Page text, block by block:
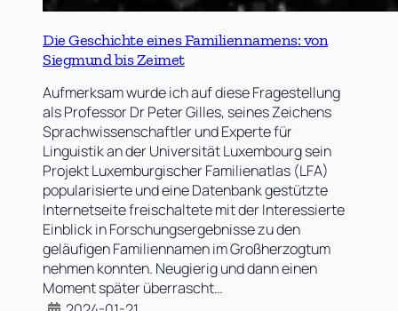
Die Geschichte eines Familiennamens: von
Siegmund bis Zeimet
Aufmerksam wurde ich auf diese Fragestellung
als Professor Dr Peter Gilles, seines Zeichens
Sprachwissenschaftler und Experte für
Linguistik an der Universität Luxembourg sein
Projekt Luxemburgischer Familienatlas (LFA)
popularisierte und eine Datenbank gestützte
Internetseite freischaltete mit der Interessierte
Einblick in Forschungsergebnisse zu den
geläufigen Familiennamen im Großherzogtum
nehmen konnten. Neugierig und dann einen
Moment später überrascht…